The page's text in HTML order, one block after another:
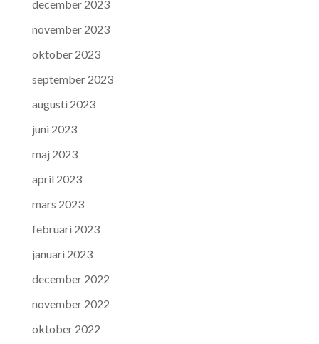
december 2023
november 2023
oktober 2023
september 2023
augusti 2023
juni 2023
maj 2023
april 2023
mars 2023
februari 2023
januari 2023
december 2022
november 2022
oktober 2022